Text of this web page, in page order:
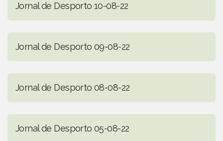
Jornal de Desporto 10-08-22
Jornal de Desporto 09-08-22
Jornal de Desporto 08-08-22
Jornal de Desporto 05-08-22